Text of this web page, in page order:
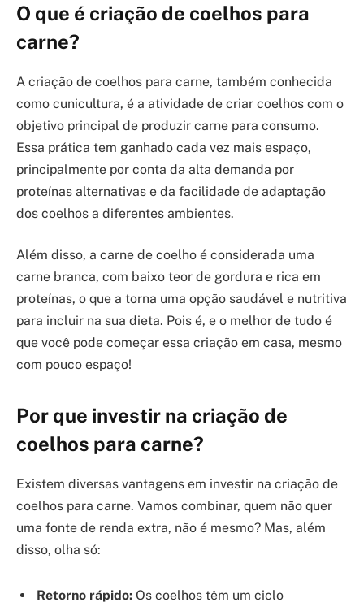
O que é criação de coelhos para
carne?
A criação de coelhos para carne, também conhecida
como cunicultura, é a atividade de criar coelhos com o
objetivo principal de produzir carne para consumo.
Essa prática tem ganhado cada vez mais espaço,
principalmente por conta da alta demanda por
proteínas alternativas e da facilidade de adaptação
dos coelhos a diferentes ambientes.
Além disso, a carne de coelho é considerada uma
carne branca, com baixo teor de gordura e rica em
proteínas, o que a torna uma opção saudável e nutritiva
para incluir na sua dieta. Pois é, e o melhor de tudo é
que você pode começar essa criação em casa, mesmo
com pouco espaço!
Por que investir na criação de
coelhos para carne?
Existem diversas vantagens em investir na criação de
coelhos para carne. Vamos combinar, quem não quer
uma fonte de renda extra, não é mesmo? Mas, além
disso, olha só:
Retorno rápido: Os coelhos têm um ciclo